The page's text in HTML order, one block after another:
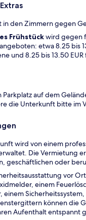
in den Zimmern gegen
Frühstückwird gegen
etwa 8.25 bis
und 8.25 bis 13.50
Parkplatz auf dem
die Unterkunft bitte im
wird von einem
Die Vermietung
geschäftlichen oder
vor
einem
einem
können die
Aufenthalt entspannt